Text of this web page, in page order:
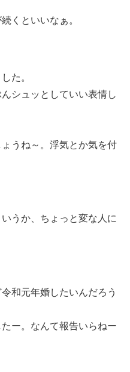
くといいなぁ。
た。
シュッとしていい表情し
うね～。浮気とか気を付
うか、ちょっと変な人に
和元年婚したいんだろう
ー。なんて報告いらねー